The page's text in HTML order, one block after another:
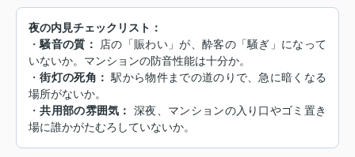
夜の内見チェックリスト：
・騒音の質：
店の「賑わい」が、酔客の「騒ぎ」になって
いないか。マンションの防音性能は十分か。
・街灯の死角： 駅から物件までの道のりで、急に暗くなる
場所がないか。
・共用部の雰囲気：
深夜、マンションの入り口やゴミ置き
場に誰かがたむろしていないか。